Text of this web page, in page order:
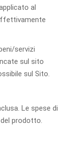
al
servizi
sul sito
sul Sito.
Le spese di
prodotto.